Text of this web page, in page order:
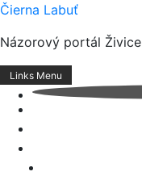
Skip
content
Čierna Labuť
Názorový portál Živice
Links Menu